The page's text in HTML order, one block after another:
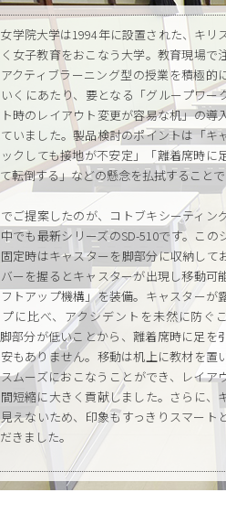
学院大学は1994年に設置された、キリ
女子教育をおこなう大学。教育現場で
クティブラーニング型の授業を積極的
くにあたり、要となる「グループワー
時のレイアウト変更が容易な机」の導
いました。製品検討のポイントは「キ
クしても接地が不安定」「離着席時に
転倒する」などの懸念を払拭することで
ご提案したのが、コトブキシーティン
でも最新シリーズのSD-510です。この
定時はキャスターを脚部分に収納して
ーを握るとキャスターが出現し移動可
フトアップ機構」を装備。キャスターが
に比べ、アクシデントを未然に防ぐ
部分が低いことから、離着席時に足を
もありません。移動は机上に教材を置
ムーズにおこなうことができ、レイア
短縮に大きく貢献しました。さらに、
えないため、印象もすっきりスマート
きました。
学院大学は、数ある全国の教育施設の